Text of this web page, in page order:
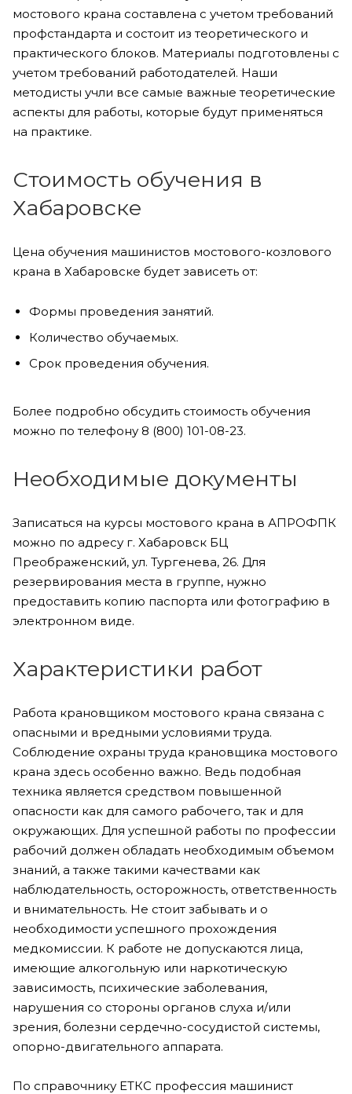
мостового крана составлена с учетом требований
профстандарта и состоит из теоретического и
практического блоков. Материалы подготовлены с
учетом требований работодателей. Наши
методисты учли все самые важные теоретические
аспекты для работы, которые будут применяться
на практике.
Стоимость обучения в
Хабаровске
Цена обучения машинистов мостового-козлового
крана в Хабаровске будет зависеть от:
Формы проведения занятий.
Количество обучаемых.
Срок проведения обучения.
Более подробно обсудить стоимость обучения
можно по телефону 8 (800) 101-08-23.
Необходимые документы
Записаться на курсы мостового крана в АПРОФПК
можно по адресу г. Хабаровск БЦ
Преображенский, ул. Тургенева, 26. Для
резервирования места в группе, нужно
предоставить копию паспорта или фотографию в
электронном виде.
Характеристики работ
Работа крановщиком мостового крана связана с
опасными и вредными условиями труда.
Соблюдение охраны труда крановщика мостового
крана здесь особенно важно. Ведь подобная
техника является средством повышенной
опасности как для самого рабочего, так и для
окружающих. Для успешной работы по профессии
рабочий должен обладать необходимым объемом
знаний, а также такими качествами как
наблюдательность, осторожность, ответственность
и внимательность. Не стоит забывать и о
необходимости успешного прохождения
медкомиссии. К работе не допускаются лица,
имеющие алкогольную или наркотическую
зависимость, психические заболевания,
нарушения со стороны органов слуха и/или
зрения, болезни сердечно-сосудистой системы,
опорно-двигательного аппарата.
По справочнику ЕТКС профессия машинист